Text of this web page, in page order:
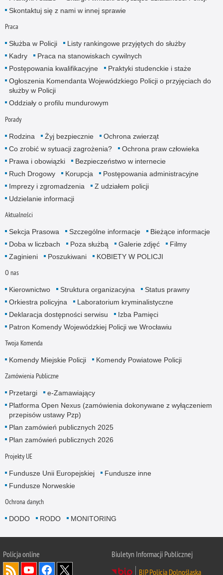
Skontaktuj się z nami w innej sprawie
Praca
Służba w Policji
Listy rankingowe przyjętych do służby
Kadry
Praca na stanowiskach cywilnych
Postępowania kwalifikacyjne
Praktyki studenckie i staże
Ogłoszenia Komendanta Wojewódzkiego Policji o przyjęciach do
służby w Policji
Oddziały o profilu mundurowym
Porady
Rodzina Żyj bezpiecznie
Ochrona zwierząt
Co zrobić w sytuacji zagrożenia?
Ochrona praw człowieka
Prawa i obowiązki
Bezpieczeństwo w internecie
Ruch Drogowy
Korupcja
Postępowania administracyjne
Imprezy i zgromadzenia
Z udziałem policji
Udzielanie informacji
Aktualności
Sekcja Prasowa Szczególne informacje
Bieżące informacje
Doba w liczbach
Poza służbą Galerie zdjęć
Filmy
Zaginieni
Poszukiwani KOBIETY W POLICJI
O nas
Kierownictwo Struktura organizacyjna
Status prawny
Orkiestra policyjna
Laboratorium kryminalistyczne
Deklaracja dostępności serwisu
Izba Pamięci
Patron Komendy Wojewódzkiej Policji we Wrocławiu
Twoja Komenda
Komendy Miejskie Policji Komendy Powiatowe Policji
Zamówienia Publiczne
Przetargi
e-Zamawiający
Platforma Open Nexus (zamówienia dokonywane z wyłączeniem
przepisów ustawy Pzp)
Plan zamówień publicznych 2025
Plan zamówień publicznych 2026
Projekty UE
Fundusze Unii Europejskiej
Fundusze inne
Fundusze Norweskie
Ochrona danych
DODO RODO MONITORING
Policjaonline
Biuletyn Informacji Publicznej
BIP Policja Dolnośląska